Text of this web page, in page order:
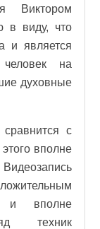
Виктором
в виду, что
и является
на
духовные
с
вполне
и вполне
техник